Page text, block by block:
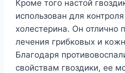
Кроме того настой
использован для
холестерина. Он отлично
лечения грибковых и
Благодаря
свойствам гвоздики, ее